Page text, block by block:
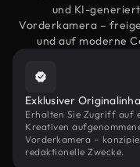
und KI-
Vorderkamera –
und auf moderne
Exklusiver
Erhalten Sie Zugriff auf
Kreativen
Vorderkamera –
redaktionelle Zwecke.